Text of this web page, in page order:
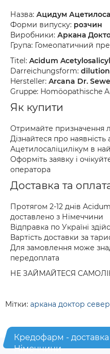
Назва: Ацидум
Форми випуску: розчин
Виробники: Аркана
Група: Гомеопатичний
Titel: Acidum
Darreichungsform: dilution
Hersteller: Arcana Dr.
Gruppe: Homöopathische
Як купити
Отримайте призначення
Дізнайтеся про
Ацетилосаліцилікум в
Оформіть заявку і
оператора
Доставка та
Протягом 2-12 днів
доставлено з Німеччини
Відправка по Україні
Вартість доставки за
Для замовлення може
передоплата
НЕ ЗАЙМАЙТЕСЯ
Мітки: аркана доктор
Кредофарм - доставка
Німеччини